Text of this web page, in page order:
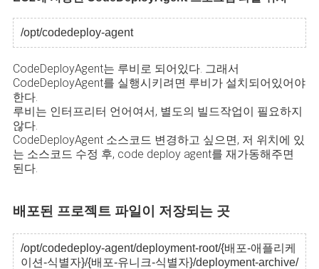
/opt/codedeploy-agent
CodeDeployAgent는 루비로 되어있다. 그래서
CodeDeployAgent를 실행시키려면 루비가 설치되어있어야
한다.
루비는 인터프리터 언어여서, 별도의 빌드작업이 필요하지
않다.
CodeDeployAgent 소스코드 변경하고 싶으면, 저 위치에 있
는 소스코드 수정 후, code deploy agent를 재가동해주면
된다.
배포된 프로젝트 파일이 저장되는 곳
/opt/codedeploy-agent/deployment-root/{배포-애플리케
이션-식별자}/{배포-유니크-식별자}/deployment-archive/